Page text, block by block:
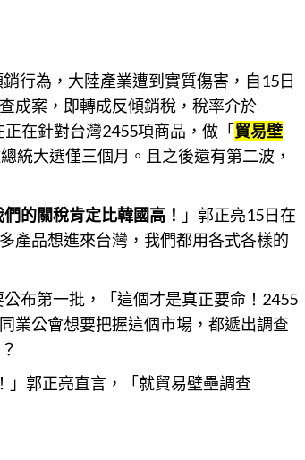
行為，大陸產業遭到實質傷害，自15日
成案，即轉成反傾銷稅，稅率介於
在針對台灣2455項商品，做「貿易壁
統大選僅三個月。且之後還有第二波，
的關稅肯定比韓國高！ 」郭正亮15日在
產品想進來台灣，我們都用各式各樣的
布第一批，「這個才是真正要命！2455
業公會想要把握這個市場 ，都遞出調查
」郭正亮直言，「就貿易壁壘調查